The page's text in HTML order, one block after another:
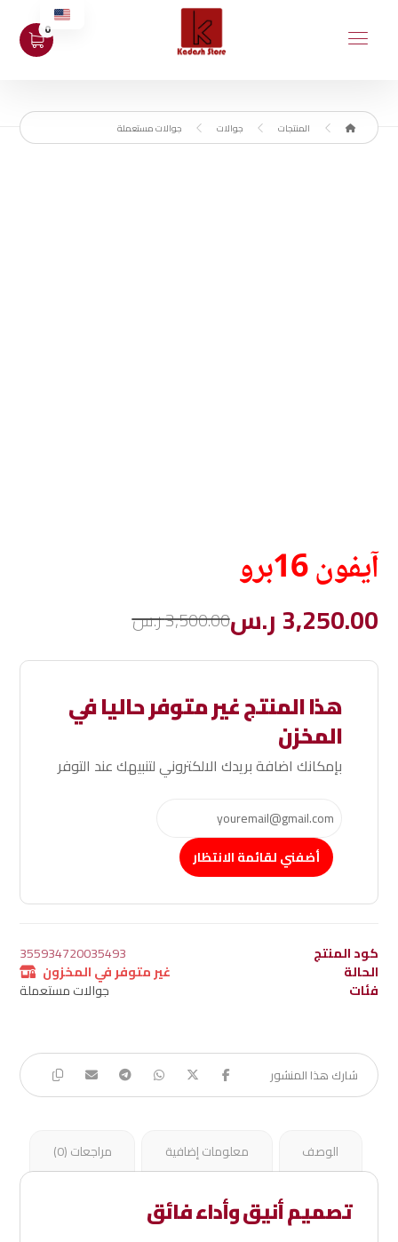
المنتجات جوالات جوالات مستعملة
آيفون 16برو
3,500.00ر.س 3,250.00ر.س
هذا المنتج غير متوفر حاليا في
المخزن
بإمكانك اضافة بريدك الالكتروني لتنبيهك عند التوفر
أضفني لقائمة الانتظار
كود المنتج 355934720035493
الحالة غير متوفر في المخزون
فئات جوالات مستعملة
الوصف معلومات إضافية مراجعات (0)
تصميم أنيق وأداء فائق